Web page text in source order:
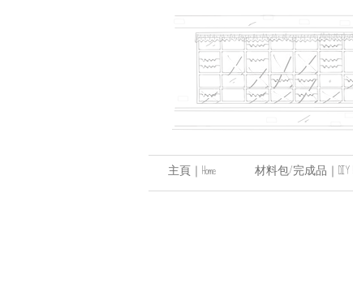
主頁｜Home 材料包/完成品｜DIY kit /